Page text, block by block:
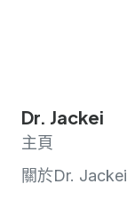
Dr. Jackei
主頁
關於Dr. Jackei